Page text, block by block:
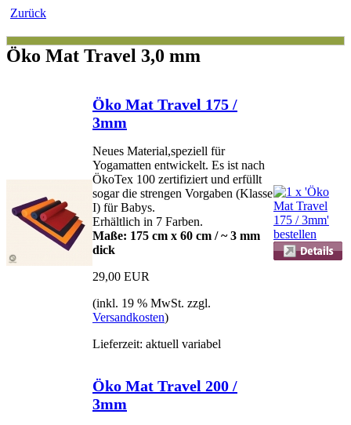
Zurück
Öko Mat Travel 3,0 mm
Öko Mat Travel 175 /
3mm
Neues Material,speziell für
Yogamatten entwickelt. Es ist nach
ÖkoTex 100 zertifiziert und erfüllt
sogar die strengen Vorgaben (Klasse
I) für Babys.
Erhältlich in 7 Farben.
Maße: 175 cm x 60 cm / ~ 3 mm
dick
29,00 EUR
(inkl. 19 % MwSt. zzgl.
Versandkosten)
Lieferzeit: aktuell variabel
Öko Mat Travel 200 /
3mm